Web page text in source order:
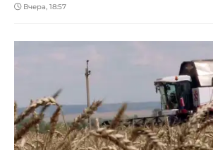
Вчера, 18:57